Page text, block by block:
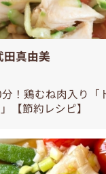
田真由美
！鶏むね肉入り「
【節約レシピ】